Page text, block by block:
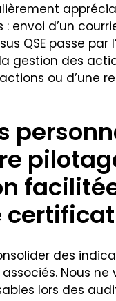
envoi d’un
QSE passe par
gestion des
ou d’une
des
Nous ne
lors des